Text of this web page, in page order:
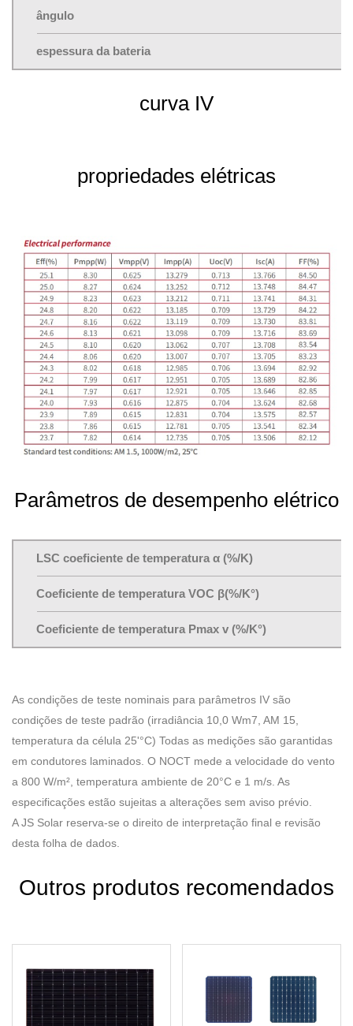
ângulo
espessura da bateria
curva IV
propriedades elétricas
Parâmetros de desempenho elétrico
LSC coeficiente de temperatura α (%/K)
Coeficiente de temperatura VOC β(%/K°)
Coeficiente de temperatura Pmax v (%/K°)
As condições de teste nominais para parâmetros IV são
condições de teste padrão (irradiância 10,0 Wm7, AM 15,
temperatura da célula 25'°C) Todas as medições são garantidas
em condutores laminados. O NOCT mede a velocidade do vento
a 800 W/m², temperatura ambiente de 20°C e 1 m/s. As
especificações estão sujeitas a alterações sem aviso prévio.
A JS Solar reserva-se o direito de interpretação final e revisão
desta folha de dados.
Outros produtos recomendados